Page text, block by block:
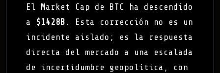
El Market Cap de BTC ha descendido
a $1428B . Esta corrección no es un
incidente aislado; es la respuesta
directa del mercado a una escalada
de incertidumbre geopolítica, con